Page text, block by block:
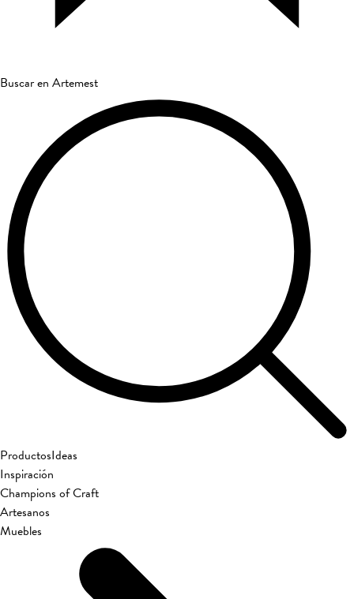
Buscar en Artemest
ProductosIdeas
Inspiración
Champions of Craft
Artesanos
Muebles